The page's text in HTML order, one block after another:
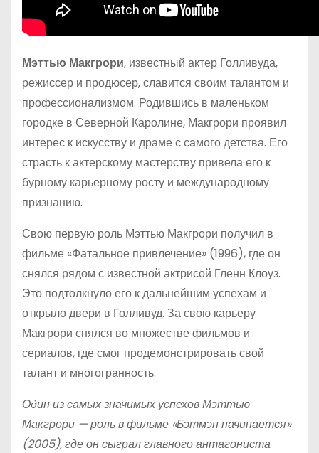
Мэттью Макгрори, известный актер Голливуда,
режиссер и продюсер, славится своим талантом и
профессионализмом. Родившись в маленьком
городке в Северной Каролине, Макгрори проявил
интерес к искусству и драме с самого детства. Его
страсть к актерскому мастерству привела его к
бурному карьерному росту и международному
признанию.
Свою первую роль Мэттью Макгрори получил в
фильме «Фатальное привлечение» (1996), где он
снялся рядом с известной актрисой Гленн Клоуз.
Это подтолкнуло его к дальнейшим успехам и
открыло двери в Голливуд. За свою карьеру
Макгрори снялся во множестве фильмов и
сериалов, где смог продемонстрировать свой
талант и многогранность.
Один из самых значимых успехов Мэттью
Макгрори — роль в фильме «Бэтмэн начинается»
(2005), где он сыграл главного антагониста